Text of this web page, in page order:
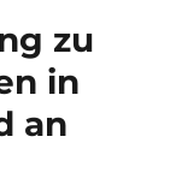
zu
in
an